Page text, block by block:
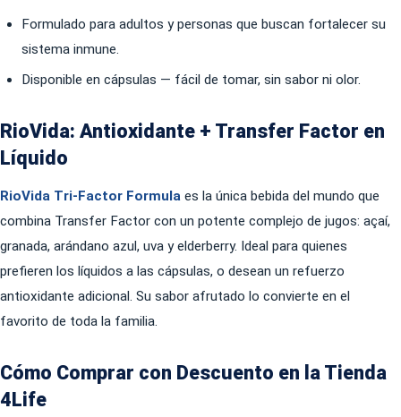
Formulado para adultos y personas que buscan fortalecer su
sistema inmune.
Disponible en cápsulas — fácil de tomar, sin sabor ni olor.
RioVida: Antioxidante + Transfer Factor en
Líquido
RioVida Tri-Factor Formula es la única bebida del mundo que
combina Transfer Factor con un potente complejo de jugos: açaí,
granada, arándano azul, uva y elderberry. Ideal para quienes
prefieren los líquidos a las cápsulas, o desean un refuerzo
antioxidante adicional. Su sabor afrutado lo convierte en el
favorito de toda la familia.
Cómo Comprar con Descuento en la Tienda
4Life